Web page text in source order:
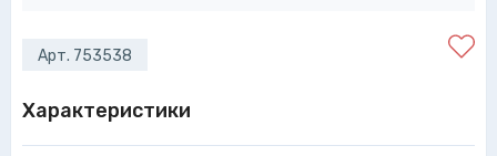
Арт. 753538
Характеристики